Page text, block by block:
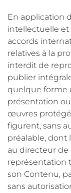
En application
intellectuelle et
accords
relatives à la
interdit de
publier
quelque forme
présentation
œuvres
figurent, sans
préalable, dont
au directeur de
représentation
son Contenu,
sans